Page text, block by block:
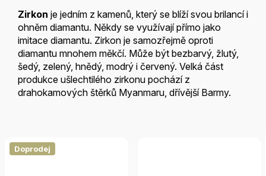
Zirkon je jedním z kamenů, který se blíží svou brilancí i
ohněm diamantu. Někdy se využívají přímo jako
imitace diamantu. Zirkon je samozřejmě oproti
diamantu mnohem měkčí. Může být bezbarvý, žlutý,
šedý, zelený, hnědý, modrý i červený. Velká část
produkce ušlechtilého zirkonu pochází z
drahokamových štěrků Myanmaru, dřívější Barmy.
Doprodej